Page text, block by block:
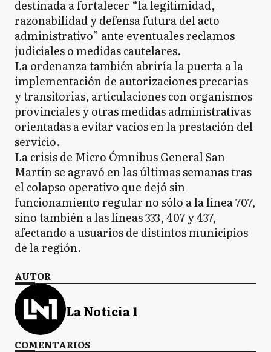
destinada a fortalecer “la legitimidad,
razonabilidad y defensa futura del acto
administrativo” ante eventuales reclamos
judiciales o medidas cautelares.
La ordenanza también abriría la puerta a la
implementación de autorizaciones precarias
y transitorias, articulaciones con organismos
provinciales y otras medidas administrativas
orientadas a evitar vacíos en la prestación del
servicio.
La crisis de Micro Ómnibus General San
Martín se agravó en las últimas semanas tras
el colapso operativo que dejó sin
funcionamiento regular no sólo a la línea 707,
sino también a las líneas 333, 407 y 437,
afectando a usuarios de distintos municipios
de la región.
AUTOR
La Noticia 1
COMENTARIOS